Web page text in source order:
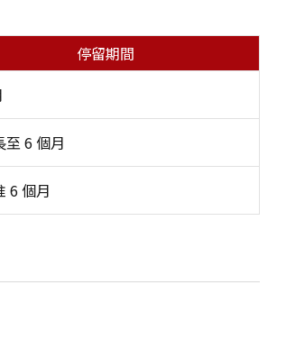
停留期間
至 6 個月
6 個月